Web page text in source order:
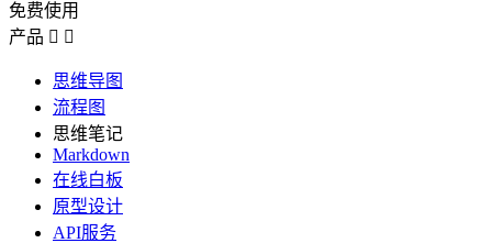
免费使用
产品  
思维导图
流程图
思维笔记
Markdown
在线白板
原型设计
API服务